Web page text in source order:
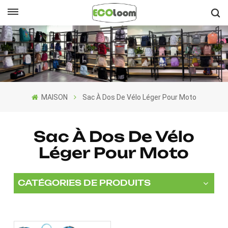
English
Français
Español
MAISON Sac À Dos De Vélo Léger Pour Moto
Sac À Dos De Vélo
Léger Pour Moto
CATÉGORIES DE PRODUITS